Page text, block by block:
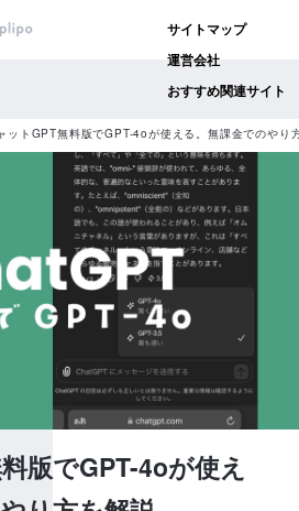
サイトマップ
運営会社
おすすめ関連サイト
ットGPT無料版でGPT-4oが使える。無課金でのやり
版でGPT-4oが使え